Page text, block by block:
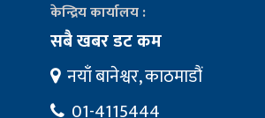
केन्द्रिय कार्यालय :
सबै खबर डट कम
नयाँ बानेश्वर, काठमाडौं